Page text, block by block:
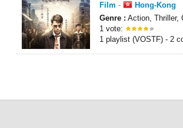
Film -
Hong-Kong
Genre : Action, Thriller,
1 vote:
1 playlist (VOSTF) - 2